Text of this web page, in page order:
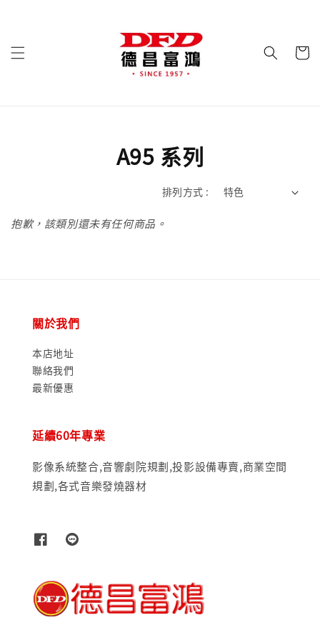
A95 系列
排列方式 :
抱歉，該類別還未有任何商品。
關於我們
本店地址
聯絡我們
最新優惠
延續60年專業
影像系統整合,音響劇院規劃,投影設備專賣,商業空間
規劃,各式音樂發燒器材